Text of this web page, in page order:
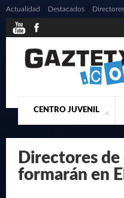
CENTRO JUVENIL
¿QUIENES SOMOS?
Actualidad Destacados
Directores de
formarán en